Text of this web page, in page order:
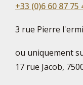
+33 (0)6 60 87 75
3 rue Pierre
ou uniquement
17 rue Jacob,